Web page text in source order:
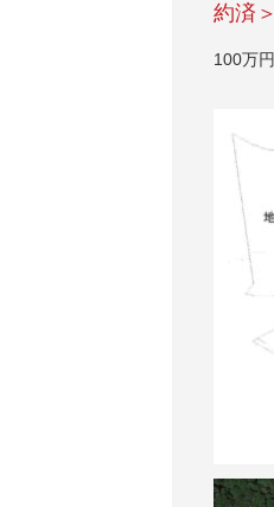
約済＞
100万円